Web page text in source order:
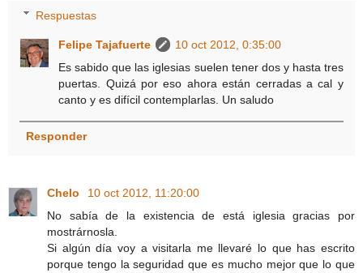
Respuestas
Felipe Tajafuerte
10 oct 2012, 0:35:00
Es sabido que las iglesias suelen tener dos y hasta tres
puertas. Quizá por eso ahora están cerradas a cal y
canto y es difícil contemplarlas. Un saludo
Responder
Chelo
10 oct 2012, 11:20:00
No sabía de la existencia de está iglesia gracias por
mostrárnosla.
Si algún día voy a visitarla me llevaré lo que has escrito
porque tengo la seguridad que es mucho mejor que lo que